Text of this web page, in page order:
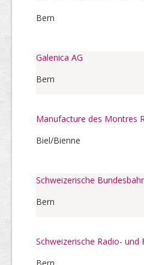
Bern
Galenica AG
Bern
Manufacture des Montres
Biel/Bienne
Schweizerische
Bern
Schweizerische Radio- und